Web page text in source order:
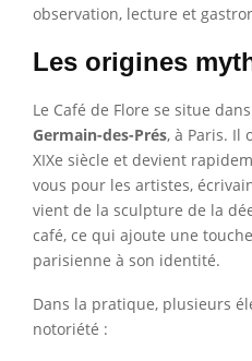
observation, lecture et
Les origines
Le Café de Flore se situe
Germain-des-Prés, à Paris. Il
XIXe siècle et devient
vous pour les artistes,
vient de la sculpture de la
café, ce qui ajoute une
parisienne à son identité.
Dans la pratique, plusieurs
notoriété :